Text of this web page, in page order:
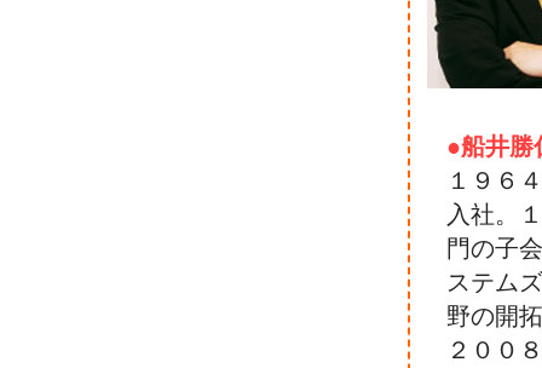
●船井
１９６
入社。
門の子
ステム
野の開
２００